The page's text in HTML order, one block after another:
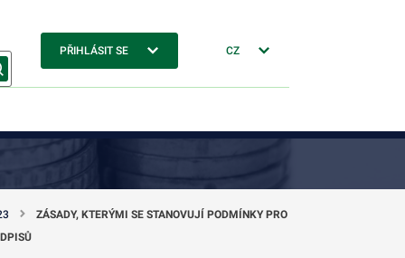
PŘIHLÁSIT SE CZ
ZÁSADY, KTERÝMI SE STANOVUJÍ PODMÍNKY PRO